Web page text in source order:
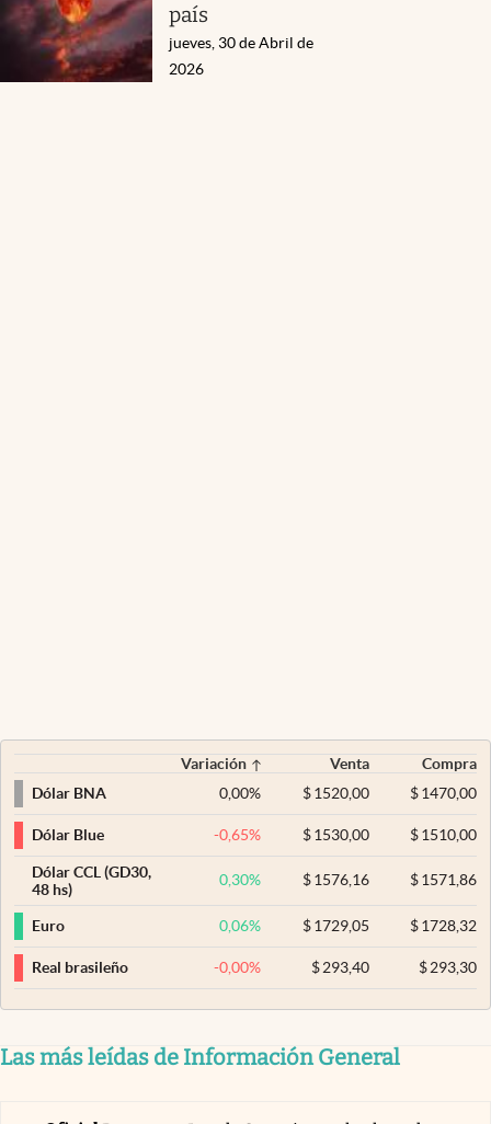
país
jueves, 30 de Abril de
2026
Variación Venta
Compra
Dólar BNA
0,00% $ 1520,00 $1470,00
Dólar Blue -0,65% $ 1530,00 $1510,00
Dólar CCL (GD30,
48 hs)
0,30% $ 1576,16 $1571,86
Euro 0,06% $ 1729,05 $1728,32
Real brasileño -0,00% $ 293,40 $293,30
Las más leídas de Información General